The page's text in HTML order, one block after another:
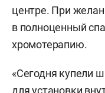
центре. При
в полноценный
хромотерапию.
«Сегодня купели
для установки